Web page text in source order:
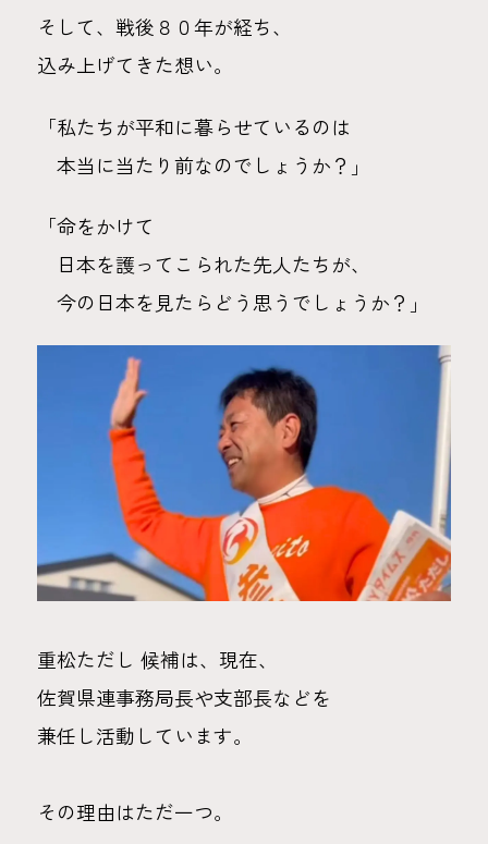
そして、戦後８０年が経ち、
込み上げてきた想い。
「私たちが平和に暮らせているのは
本当に当たり前なのでしょうか？」
「命をかけて
日本を護ってこられた先人たちが、
今の日本を見たらどう思うでしょうか？」
重松ただし 候補は、現在、
佐賀県連事務局長や支部長などを
兼任し活動しています。
その理由はただ一つ。